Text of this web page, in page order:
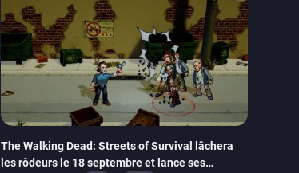
The Walking Dead: Streets of Survival lâchera
les rôdeurs le 18 septembre et lance ses